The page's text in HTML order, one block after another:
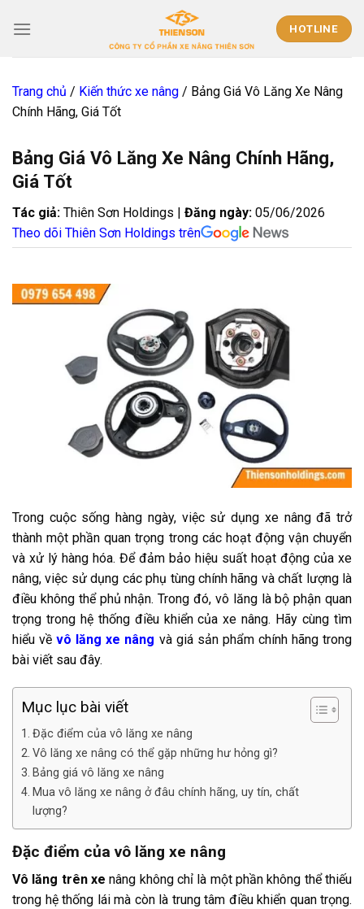
HOTLINE
Trang chủ / Kiến thức xe nâng / Bảng Giá Vô Lăng Xe Nâng
Chính Hãng, Giá Tốt
Bảng Giá Vô Lăng Xe Nâng Chính Hãng,
Giá Tốt
Tác giả: Thiên Sơn Holdings | Đăng ngày: 05/06/2026
Theo dõi Thiên Sơn Holdings trên
Trong cuộc sống hàng ngày, việc sử dụng xe nâng đã trở
thành một phần quan trọng trong các hoạt động vận chuyển
và xử lý hàng hóa. Để đảm bảo hiệu suất hoạt động của xe
nâng, việc sử dụng các phụ tùng chính hãng và chất lượng là
điều không thể phủ nhận. Trong đó, vô lăng là bộ phận quan
trọng trong hệ thống điều khiển của xe nâng. Hãy cùng tìm
hiểu vềvô lăng xe nâng và giá sản phẩm chính hãng trong
bài viết sau đây.
Mục lục bài viết
Đặc điểm của vô lăng xe nâng
Vô lăng xe nâng có thể gặp những hư hỏng gì?
Bảng giá vô lăng xe nâng
Mua vô lăng xe nâng ở đâu chính hãng, uy tín, chất
lượng?
Đặc điểm của vô lăng xe nâng
Vô lăng trên xe nâng không chỉ là một phần không thể thiếu
trong hệ thống lái mà còn là trung tâm điều khiển quan trọng.